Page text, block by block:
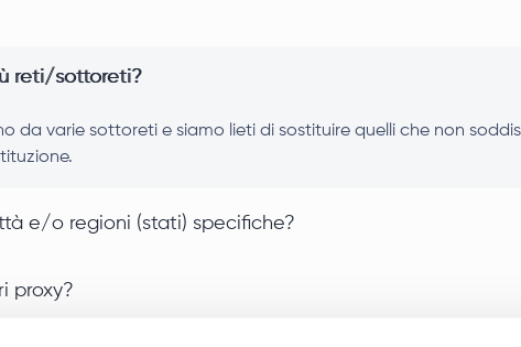
reti/sottoreti?
da varie sottoreti e siamo lieti di sostituire quelli che non
e/o regioni (stati) specifiche?
proxy?